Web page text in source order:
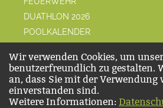
DUATHLON 2026
POOLKALENDER
Wir verwenden Cookies, um
benutzerfreundlich zu gestalten.
an, dass Sie mit der Verwendung
einverstanden sind.
Weitere Informationen: